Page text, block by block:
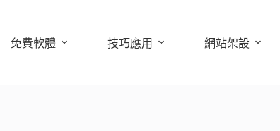
免費軟體 技巧應用 網站架設